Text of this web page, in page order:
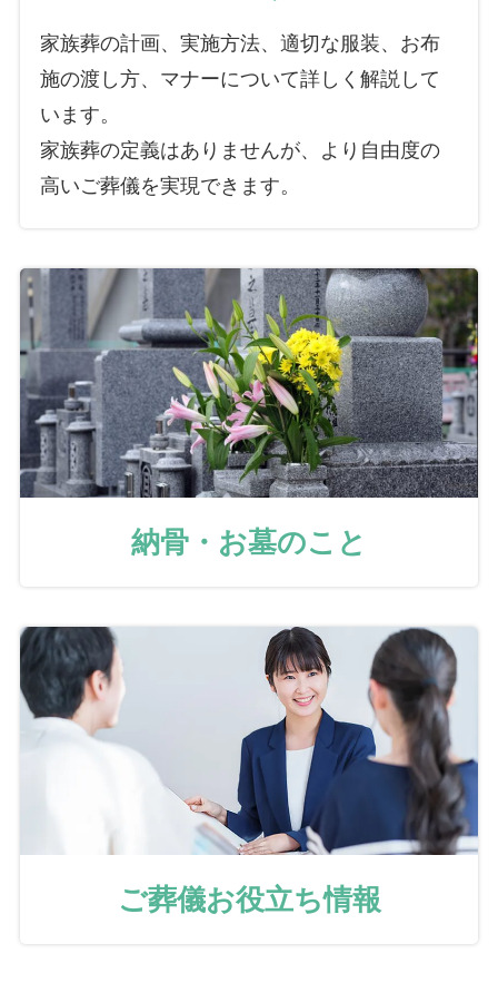
家族葬の計画、実施方法、適切な服装、お布
施の渡し方、マナーについて詳しく解説して
います。
家族葬の定義はありませんが、より自由度の
高いご葬儀を実現できます。
納骨・お墓のこと
ご葬儀お役立ち情報